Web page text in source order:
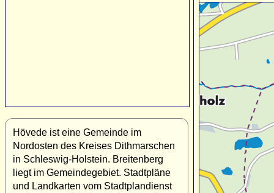
Hövede ist eine Gemeinde im
Nordosten des Kreises Dithmarschen
in Schleswig-Holstein. Breitenberg
liegt im Gemeindegebiet. Stadtpläne
und Landkarten vom Stadtplandienst